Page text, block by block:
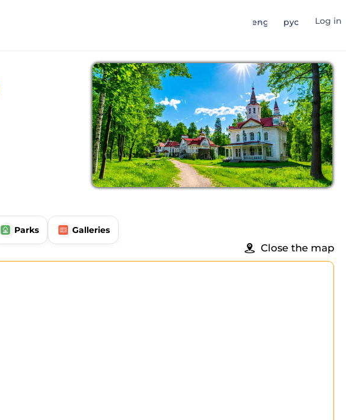
eng рус Log in
Close the map
Parks Galleries